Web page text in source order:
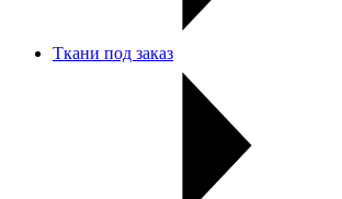
Ткани под заказ